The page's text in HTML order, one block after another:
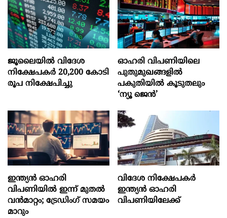
ജൂലൈയില്‍ വിദേശ
നിക്ഷേപകര്‍ 20,200 കോടി
രൂപ നിക്ഷേപിച്ചു
ഓഹരി വിപണിയിലെ
പുതുമുഖങ്ങളിൽ
പകുതിയിൽ കൂടുതലും
‘ന്യൂ ജെൻ’
ഇന്ത്യൻ ഓഹരി
വിപണിയിൽ ഇന്ന് മുതൽ
വൻമാറ്റം; ട്രേഡിംഗ് സമയം
മാറും
വിദേശ നിക്ഷേപകര്‍
ഇന്ത്യൻ ഓഹരി
വിപണിയിലേക്ക്